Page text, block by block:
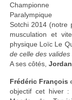
Championne
Paralympique
Sotchi 2014 (notre
musculation et
physique Loïc Le
de celle des valides
A ses côtés,
Frédéric François
objectif cet hiver :